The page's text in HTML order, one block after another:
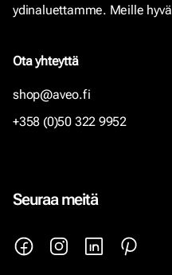
ydinaluettamme. Meille
Ota yhteyttä
shop@aveo.fi
+358 (0)50 322 9952
Seuraa meitä